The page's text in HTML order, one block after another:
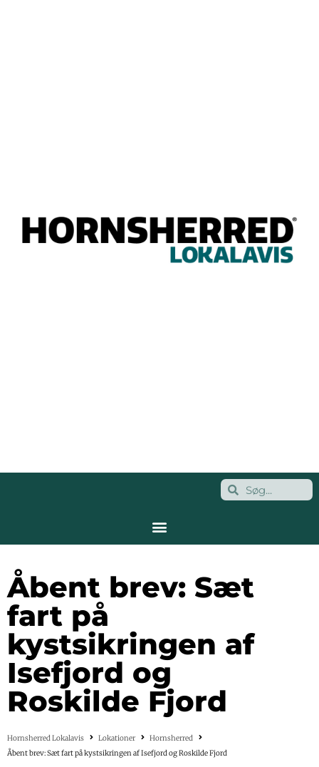
Åbent brev: Sæt
fart på
kystsikringen af
Isefjord og
Roskilde Fjord
Hornsherred Lokalavis Lokationer
Hornsherred
Åbent brev: Sæt fart på kystsikringen af Isefjord og Roskilde Fjord